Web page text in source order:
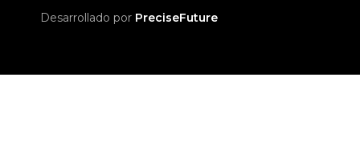
Desarrollado por PreciseFuture